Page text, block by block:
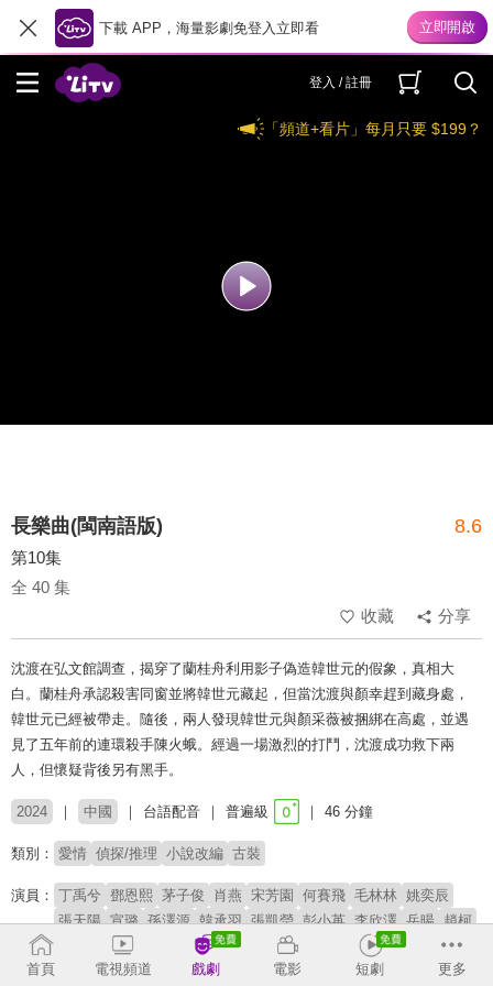
下載 APP，海量影劇免登入立即看
登入 / 註冊
「頻道+看片」每月只要 $199？
長樂曲(閩南語版) 8.6
第10集
全 40 集
收藏
分享
沈渡在弘文館調查，揭穿了蘭桂舟利用影子偽造韓世元的假象，真相大
白。蘭桂舟承認殺害同窗並將韓世元藏起，但當沈渡與顏幸趕到藏身處，
韓世元已經被帶走。隨後，兩人發現韓世元與顏采薇被捆綁在高處，並遇
見了五年前的連環殺手陳火蛾。經過一場激烈的打鬥，沈渡成功救下兩
人，但懷疑背後另有黑手。
2024 中國 台語配音 普遍級 46 分鐘
類別： 愛情 偵探/推理 小說改編 古裝
演員： 丁禹兮 鄧恩熙 茅子俊 肖燕 宋芳園 何賽飛 毛林林 姚奕辰
張天陽 宣璐 孫澤源 韓承羽 張凱瑩 彭小苒 李欣澤 岳暘 趙柯
首頁 電視頻道 戲劇 電影 短劇 更多